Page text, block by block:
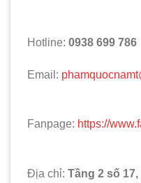
Hotline: 0938 699 786
Email:
Fanpage: https://
Địa chỉ: Tầng 2 số